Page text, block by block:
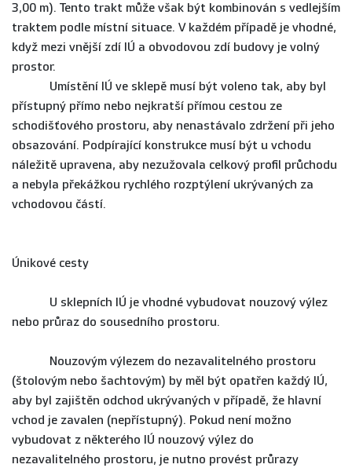
3,00 m). Tento trakt může však být kombinován s vedlejším
traktem podle místní situace. V každém případě je vhodné,
když mezi vnější zdí IÚ a obvodovou zdí budovy je volný
prostor.
Umístění IÚ ve sklepě musí být voleno tak, aby byl
přístupný přímo nebo nejkratší přímou cestou ze
schodišťového prostoru, aby nenastávalo zdržení při jeho
obsazování. Podpírající konstrukce musí být u vchodu
náležitě upravena, aby nezužovala celkový profil průchodu
a nebyla překážkou rychlého rozptýlení ukrývaných za
vchodovou částí.
Únikové cesty
U sklepních IÚ je vhodné vybudovat nouzový výlez
nebo průraz do sousedního prostoru.
Nouzovým výlezem do nezavalitelného prostoru
(štolovým nebo šachtovým) by měl být opatřen každý IÚ,
aby byl zajištěn odchod ukrývaných v případě, že hlavní
vchod je zavalen (nepřístupný). Pokud není možno
vybudovat z některého IÚ nouzový výlez do
nezavalitelného prostoru, je nutno provést průrazy